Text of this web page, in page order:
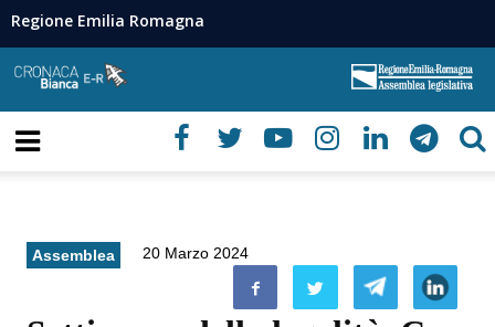
Regione Emilia Romagna
Assemblea 20 Marzo 2024